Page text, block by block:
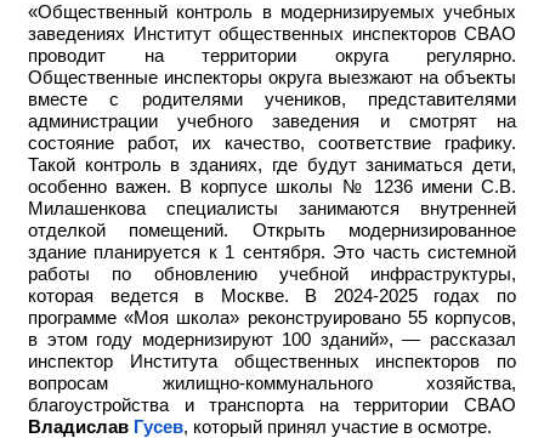
«Общественный контроль в модернизируемых учебных
заведениях Институт общественных инспекторов СВАО
проводит на территории округа регулярно.
Общественные инспекторы округа выезжают на объекты
вместе с родителями учеников, представителями
администрации учебного заведения и смотрят на
состояние работ, их качество, соответствие графику.
Такой контроль в зданиях, где будут заниматься дети,
особенно важен. В корпусе школы № 1236 имени С.В.
Милашенкова специалисты занимаются внутренней
отделкой помещений. Открыть модернизированное
здание планируется к 1 сентября. Это часть системной
работы по обновлению учебной инфраструктуры,
которая ведется в Москве. В 2024-2025 годах по
программе «Моя школа» реконструировано 55 корпусов,
в этом году модернизируют 100 зданий», — рассказал
инспектор Института общественных инспекторов по
вопросам жилищно-коммунального хозяйства,
благоустройства и транспорта на территории СВАО
Владислав Гусев, который принял участие в осмотре.